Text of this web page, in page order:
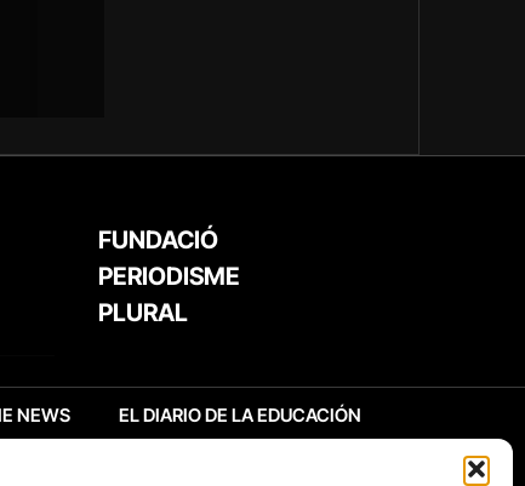
FUNDACIÓ
PERIODISME
PLURAL
NEWS EL DIARIO DE LA EDUCACIÓN